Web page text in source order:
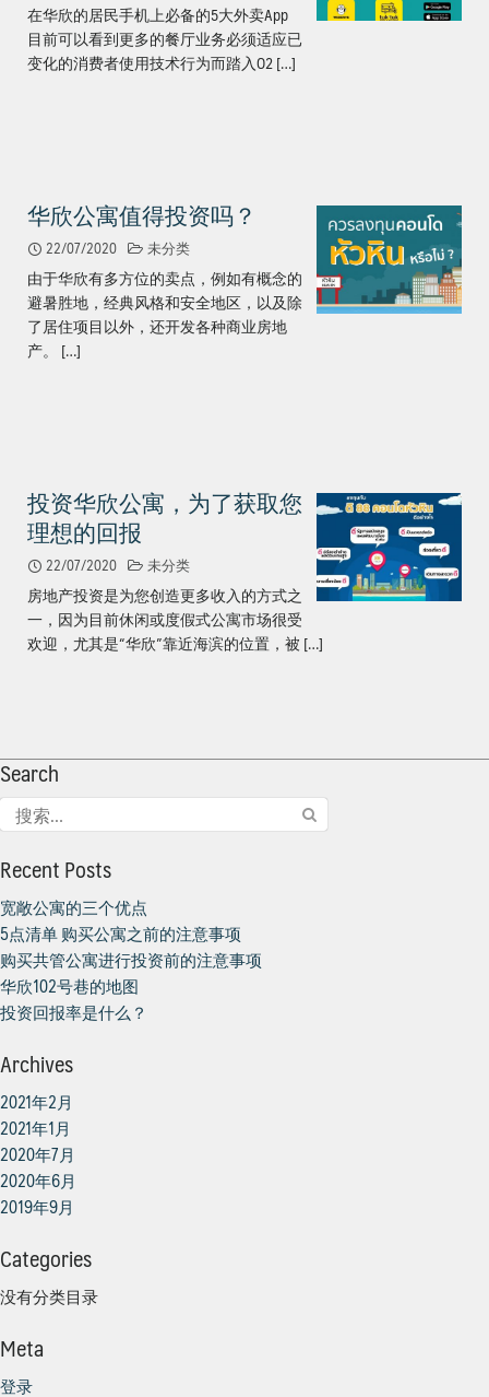
在华欣的居民手机上必备的5大外卖App
目前可以看到更多的餐厅业务必须适应已
变化的消费者使用技术行为而踏入O2 […]
华欣公寓值得投资吗？
22/07/2020 未分类
由于华欣有多方位的卖点，例如有概念的
避暑胜地，经典风格和安全地区，以及除
了居住项目以外，还开发各种商业房地
产。 […]
投资华欣公寓，为了获取您
理想的回报
22/07/2020 未分类
房地产投资是为您创造更多收入的方式之
一，因为目前休闲或度假式公寓市场很受
欢迎，尤其是“华欣”靠近海滨的位置，被 […]
Search
搜
索：
Recent Posts
宽敞公寓的三个优点
5点清单 购买公寓之前的注意事项
购买共管公寓进行投资前的注意事项
华欣102号巷的地图
投资回报率是什么？
Archives
2021年2月
2021年1月
2020年7月
2020年6月
2019年9月
Categories
没有分类目录
Meta
登录